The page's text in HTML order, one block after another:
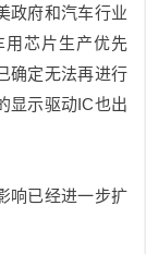
政府和汽车行业
芯片生产优先
确定无法再进行
显示驱动IC也出
响已经进一步扩